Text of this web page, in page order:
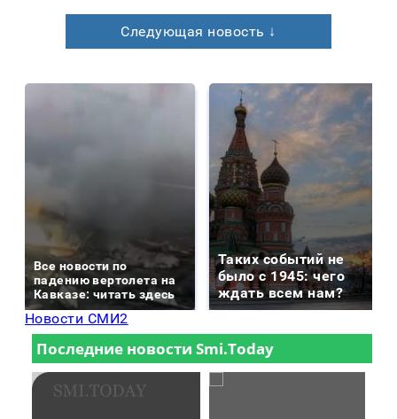
Следующая новость ↓
Все новости по
падению вертолета на
Кавказе: читать здесь
Таких событий не
было с 1945: чего
ждать всем нам?
Новости СМИ2